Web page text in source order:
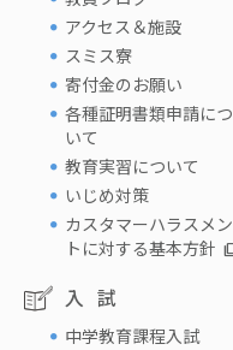
アクセス＆施設
スミス寮
寄付金のお願い
各種証明書類申請につ
いて
教育実習について
いじめ対策
カスタマーハラスメン
トに対する基本方針
入試
中学教育課程入試